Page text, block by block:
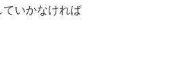
いかなければ